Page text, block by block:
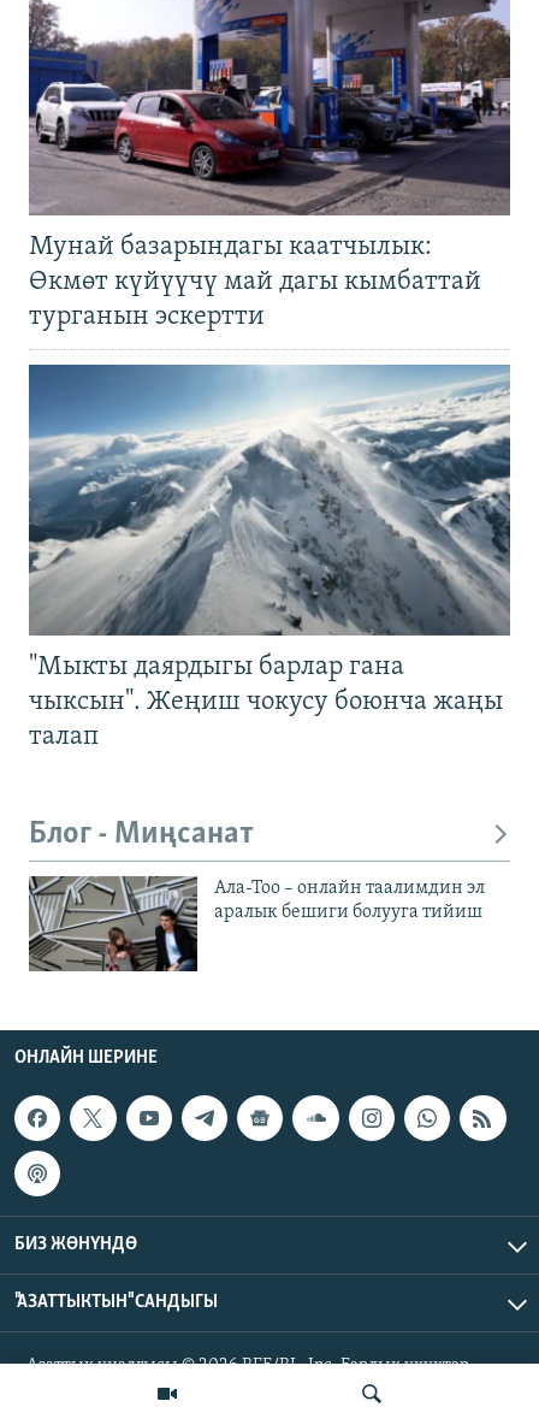
Мунай базарындагы каатчылык:
Өкмөт күйүүчү май дагы кымбаттай
турганын эскертти
"Мыкты даярдыгы барлар гана
чыксын". Жеңиш чокусу боюнча жаңы
талап
Блог - Миңсанат
Ала-Тоо – онлайн таалимдин эл
аралык бешиги болууга тийиш
ОНЛАЙН ШЕРИНЕ
БИЗ ЖӨНҮНДӨ
"АЗАТТЫКТЫН" САНДЫГЫ
Азаттык үналгысы © 2026 RFE/RL, Inc. Бардык укуктар